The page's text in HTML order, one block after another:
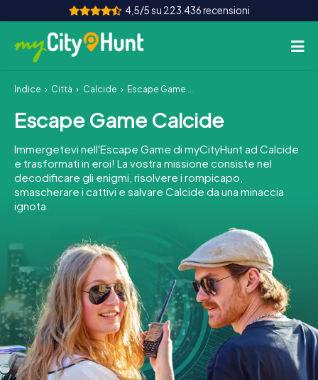
4,5/5 su 223.436 recensioni
Come funziona
Città
Tour
Team Building
INT AT CH
DE
ES
FR UK
IE
IT
NL
Prenota Biglietti
Indice Città Calcide Escape Game Calcide
Escape Game Calcide
Immergetevi nell'Escape Game di myCityHunt ad Calcide
e trasformati in eroi! La vostra missione consiste nel
decodificare gli enigmi, risolvere i rompicapo,
smascherare i cattivi e salvare Calcide da una minaccia
ignota.